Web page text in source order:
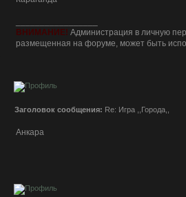
ВНИМАНИЕ! Администрация в личную
размещенная на форуме, может быть
Заголовок сообщения: Re: Игра ,,Города,,
Анкара